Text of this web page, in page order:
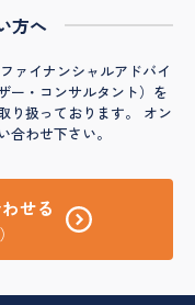
方へ
ァイナンシャルアドバイ
ー・コンサルタント）を
り扱っております。 オン
わせ下さい。
せる